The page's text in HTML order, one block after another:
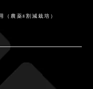
（農薬8割減栽培）